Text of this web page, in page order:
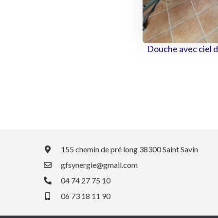
Douche avec ciel
155 chemin de pré long 38300 Saint Savin
gfsynergie@gmail.com
04 74 27 75 10
06 73 18 11 90